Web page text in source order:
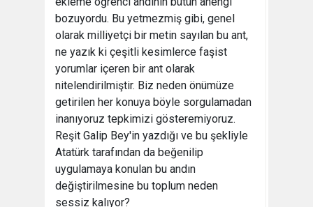
bozuyordu. Bu yetmezmiş gibi, genel
olarak milliyetçi bir metin sayılan bu ant,
ne yazık ki çeşitli kesimlerce faşist
yorumlar içeren bir ant olarak
nitelendirilmiştir. Biz neden önümüze
getirilen her konuya böyle sorgulamadan
inanıyoruz tepkimizi gösteremiyoruz.
Reşit Galip Bey'in yazdığı ve bu şekliyle
Atatürk tarafından da beğenilip
uygulamaya konulan bu andın
değiştirilmesine bu toplum neden
sessiz kalıyor?